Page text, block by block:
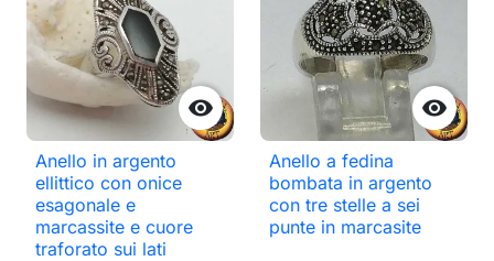

Anello in argento
ellittico con onice
esagonale e
marcassite e cuore
traforato sui lati

Anello a fedina
bombata in argento
con tre stelle a sei
punte in marcasite